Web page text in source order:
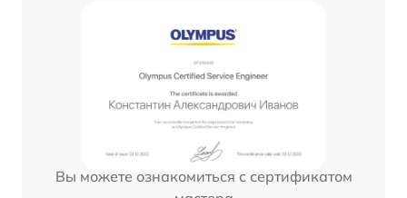
Вы можете ознакомиться с сертификатом